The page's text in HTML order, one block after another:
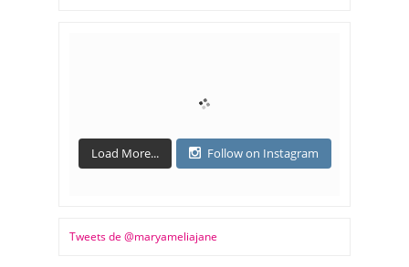
Load More... Follow on Instagram
Tweets de @maryameliajane